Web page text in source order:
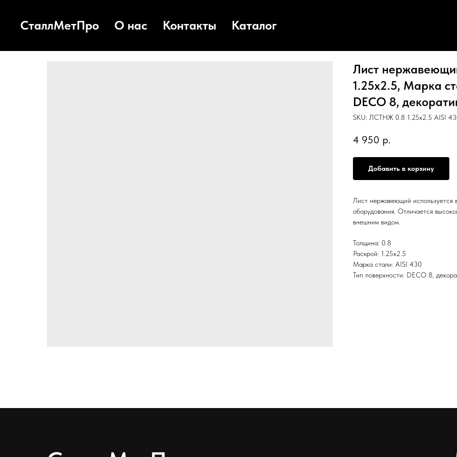
СталлМетПро О нас Контакты Каталог
Лист
1.25х2.5, Марка
DECO 8,
SKU: ЛСТНЖ 0.8 1.25х2.5 AISI
4 950 р.
Добавить в корзину
Лист нержавеющий используется
оборудования. Отличается
внешним видом.
Толщина: 0.8
Раскрой: 1.25х2.5
Марка стали: AISI 430
Тип поверхности: DECO 8,